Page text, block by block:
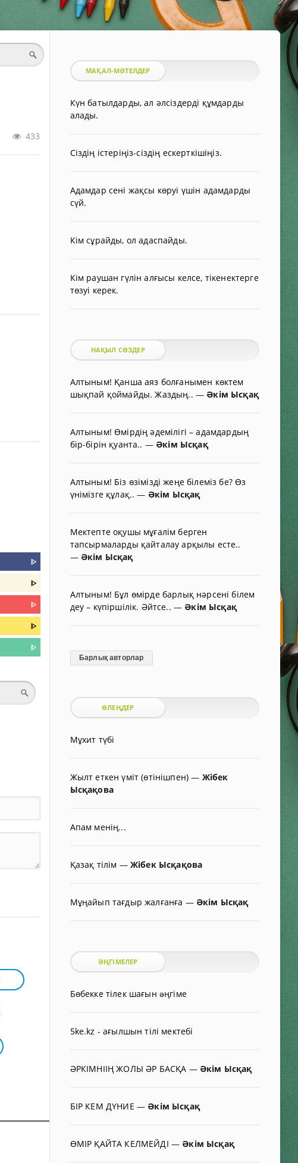
433
ᐈ
ᐈ
ᐈ
ᐈ
ᐈ
МАҚАЛ-МӘТЕЛДЕР
Күн батылдарды, ал әлсіздерді құмдарды
алады.
Сіздің істеріңіз-сіздің ескерткішіңіз.
Адамдар сені жақсы көруі үшін адамдарды
сүй.
Кім сұрайды, ол адаспайды.
Кім раушан гүлін алғысы келсе, тікенектерге
төзуі керек.
НАҚЫЛ СӨЗДЕР
Алтыным! Қанша аяз болғанымен көктем
шықпай қоймайды. Жаздың.. — Әкім Ысқақ
Алтыным! Өмірдің әдемілігі – адамдардың
бір-бірін қуанта.. — Әкім Ысқақ
Алтыным! Біз өзімізді жеңе білеміз бе? Өз
үнімізге құлақ..— Әкім Ысқақ
Мектепте оқушы мұғалім берген
тапсырмаларды қайталау арқылы есте..
— Әкім Ысқақ
Алтыным! Бұл өмірде барлық нәрсені білем
деу – күпіршілік. Әйтсе.. — Әкім Ысқақ
Барлық авторлар
ӨЛЕҢДЕР
Мұхит түбі
Жылт еткен үміт (өтінішпен)— Жібек
Ысқақова
Апам менің...
Қазақ тілім — Жібек Ысқақова
Мұңайып тағдыр жалғанға — Әкім Ысқақ
ӘҢГІМЕЛЕР
Бөбекке тілек шағын əңгіме
5ke.kz - ағылшын тілі мектебі
ӘРКІМНІІҢ ЖОЛЫ ӘР БАСҚА — Әкім Ысқақ
БІР КЕМ ДҮНИЕ — Әкім Ысқақ
ӨМІР ҚАЙТА КЕЛМЕЙДІ — Әкім Ысқақ